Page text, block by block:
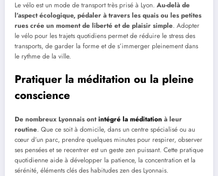
Le vélo est un mode de transport très prisé à Lyon. Au-delà de
l’aspect écologique, pédaler à travers les quais ou les petites
rues crée un moment de liberté et de plaisir simple. Adopter
le vélo pour les trajets quotidiens permet de réduire le stress des
transports, de garder la forme et de s’immerger pleinement dans
le rythme de la ville.
Pratiquer la méditation ou la pleine
conscience
De nombreux Lyonnais ontintégré la méditation à leur
routine. Que ce soit à domicile, dans un centre spécialisé ou au
cœur d’un parc, prendre quelques minutes pour respirer, observer
ses pensées et se recentrer est un geste zen puissant. Cette pratique
quotidienne aide à développer la patience, la concentration et la
sérénité, éléments clés des habitudes zen des Lyonnais.